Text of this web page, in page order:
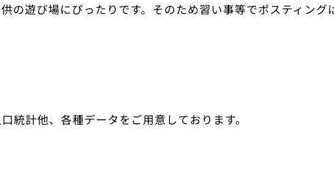
の遊び場にぴったりです。そのため習い事等でポスティング
統計他、各種データをご用意しております。